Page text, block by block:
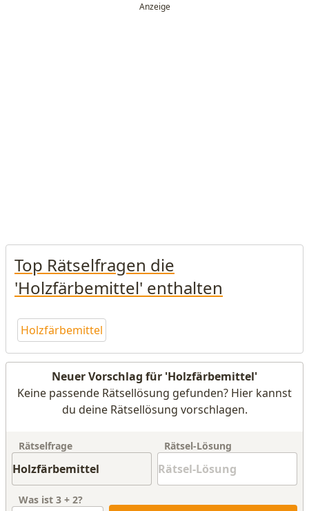
Top Rätselfragen die
'Holzfärbemittel' enthalten
Holzfärbemittel
Neuer Vorschlag für 'Holzfärbemittel'
Keine passende Rätsellösung gefunden? Hier kannst
du deine Rätsellösung vorschlagen.
Rätselfrage Rätsel-Lösung
Was ist 3 + 2?